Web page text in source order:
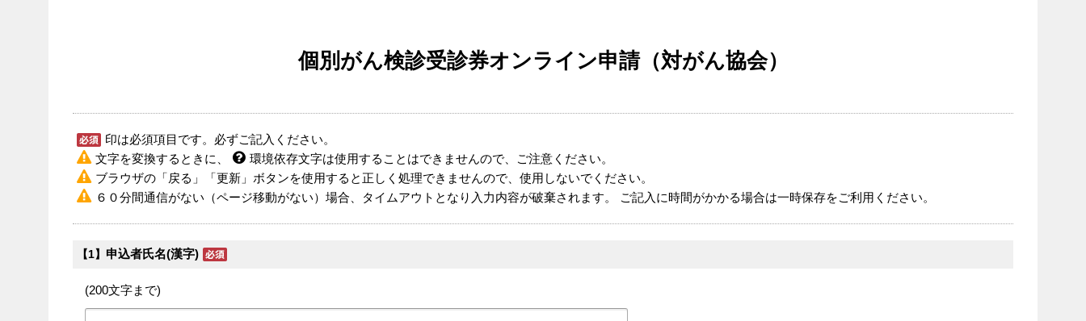
個別がん検診受診券オンライン申請（対がん協会）
印は必須項目です。必ずご記入ください。
文字を変換するときに、
環境依存文字は使用することはできませんので、ご注意ください。
ブラウザの「戻る」「更新」ボタンを使用すると正しく処理できませんので、使用しないでください。
６０分間通信がない（ページ移動がない）場合、タイムアウトとなり入力内容が破棄されます。 ご記入に時間がかかる場合は一時保存をご利用ください。
【1】 申込者氏名(漢字)
(200文字まで)